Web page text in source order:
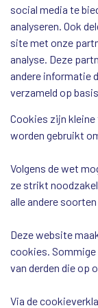
social media te
analyseren. Ook
site met onze
analyse. Deze
andere informatie
verzameld op
Cookies zijn
worden gebruikt
Volgens de wet
ze strikt
alle andere
Deze website
cookies.
van derden die op
Via de